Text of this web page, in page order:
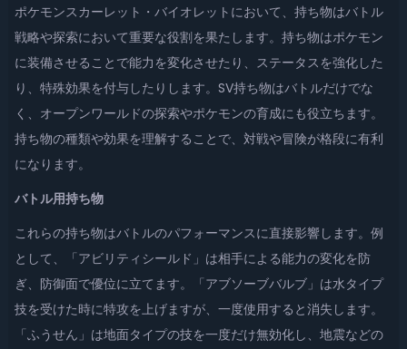
ポケモンスカーレット・バイオレットにおいて、持ち物はバトル
戦略や探索において重要な役割を果たします。持ち物はポケモン
に装備させることで能力を変化させたり、ステータスを強化した
り、特殊効果を付与したりします。SV持ち物はバトルだけでな
く、オープンワールドの探索やポケモンの育成にも役立ちます。
持ち物の種類や効果を理解することで、対戦や冒険が格段に有利
になります。
バトル用持ち物
これらの持ち物はバトルのパフォーマンスに直接影響します。例
として、「アビリティシールド」は相手による能力の変化を防
ぎ、防御面で優位に立てます。「アブソーブバルブ」は水タイプ
技を受けた時に特攻を上げますが、一度使用すると消失します。
「ふうせん」は地面タイプの技を一度だけ無効化し、地震などの